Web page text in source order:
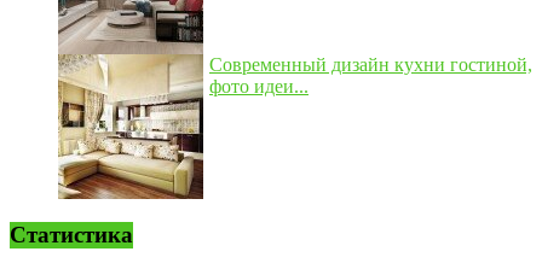
Современный дизайн кухни гостиной,
фото идеи...
Статистика